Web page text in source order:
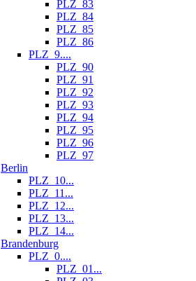
PLZ_83
PLZ_84
PLZ_85
PLZ_86
PLZ_9....
PLZ_90
PLZ_91
PLZ_92
PLZ_93
PLZ_94
PLZ_95
PLZ_96
PLZ_97
Berlin
PLZ_10...
PLZ_11...
PLZ_12...
PLZ_13...
PLZ_14...
Brandenburg
PLZ_0....
PLZ_01...